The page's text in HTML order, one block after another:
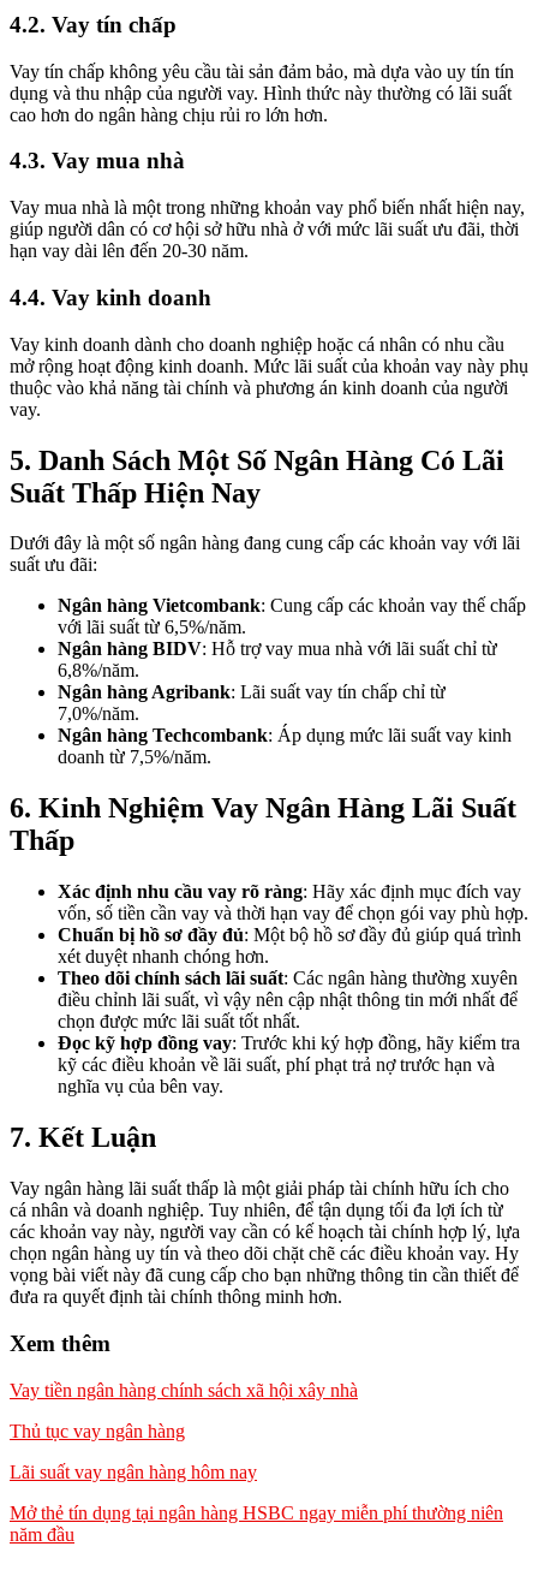
4.2. Vay tín chấp
Vay tín chấp không yêu cầu tài sản đảm bảo, mà dựa vào uy tín tín
dụng và thu nhập của người vay. Hình thức này thường có lãi suất
cao hơn do ngân hàng chịu rủi ro lớn hơn.
4.3. Vay mua nhà
Vay mua nhà là một trong những khoản vay phổ biến nhất hiện nay,
giúp người dân có cơ hội sở hữu nhà ở với mức lãi suất ưu đãi, thời
hạn vay dài lên đến 20-30 năm.
4.4. Vay kinh doanh
Vay kinh doanh dành cho doanh nghiệp hoặc cá nhân có nhu cầu
mở rộng hoạt động kinh doanh. Mức lãi suất của khoản vay này phụ
thuộc vào khả năng tài chính và phương án kinh doanh của người
vay.
5. Danh Sách Một Số Ngân Hàng Có Lãi
Suất Thấp Hiện Nay
Dưới đây là một số ngân hàng đang cung cấp các khoản vay với lãi
suất ưu đãi:
Ngân hàng Vietcombank: Cung cấp các khoản vay thế chấp
với lãi suất từ 6,5%/năm.
Ngân hàng BIDV: Hỗ trợ vay mua nhà với lãi suất chỉ từ
6,8%/năm.
Ngân hàng Agribank: Lãi suất vay tín chấp chỉ từ
7,0%/năm.
Ngân hàng Techcombank: Áp dụng mức lãi suất vay kinh
doanh từ 7,5%/năm.
6. Kinh Nghiệm Vay Ngân Hàng Lãi Suất
Thấp
Xác định nhu cầu vay rõ ràng: Hãy xác định mục đích vay
vốn, số tiền cần vay và thời hạn vay để chọn gói vay phù hợp.
Chuẩn bị hồ sơ đầy đủ: Một bộ hồ sơ đầy đủ giúp quá trình
xét duyệt nhanh chóng hơn.
Theo dõi chính sách lãi suất: Các ngân hàng thường xuyên
điều chỉnh lãi suất, vì vậy nên cập nhật thông tin mới nhất để
chọn được mức lãi suất tốt nhất.
Đọc kỹ hợp đồng vay: Trước khi ký hợp đồng, hãy kiểm tra
kỹ các điều khoản về lãi suất, phí phạt trả nợ trước hạn và
nghĩa vụ của bên vay.
7. Kết Luận
Vay ngân hàng lãi suất thấp là một giải pháp tài chính hữu ích cho
cá nhân và doanh nghiệp. Tuy nhiên, để tận dụng tối đa lợi ích từ
các khoản vay này, người vay cần có kế hoạch tài chính hợp lý, lựa
chọn ngân hàng uy tín và theo dõi chặt chẽ các điều khoản vay. Hy
vọng bài viết này đã cung cấp cho bạn những thông tin cần thiết để
đưa ra quyết định tài chính thông minh hơn.
Xem thêm
Vay tiền ngân hàng chính sách xã hội xây nhà
Thủ tục vay ngân hàng
Lãi suất vay ngân hàng hôm nay
Mở thẻ tín dụng tại ngân hàng HSBC ngay miễn phí thường niên
năm đầu